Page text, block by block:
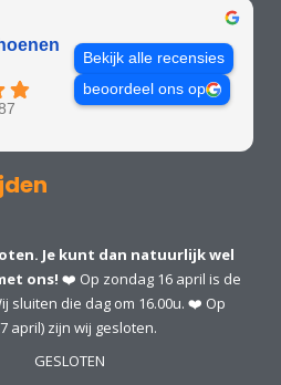
Bekijk alle recensies
beoordeel ons op
Je kunt dan natuurlijk wel
ons! ❤️ Op zondag 16 april is de
sluiten die dag om 16.00u. ❤️ Op
april) zijn wij gesloten.
GESLOTEN